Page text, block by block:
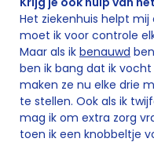
Het ziekenhuis helpt
moet ik voor controle
Maar als ik benauwd
ben ik bang dat ik
maken ze nu elke drie
te stellen. Ook als ik
mag ik om extra zorg
toen ik een knobbeltje